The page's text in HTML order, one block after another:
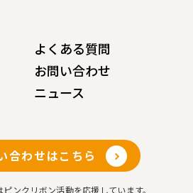
よくある質問
お問い合わせ
ニュース
合わせはこちら
ンクリボン活動を応援しています。